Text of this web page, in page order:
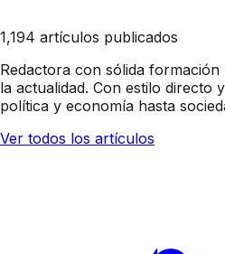
1,194 artículos publicados
Redactora con sólida
la actualidad. Con estilo directo
política y economía hasta
Ver todos los artículos